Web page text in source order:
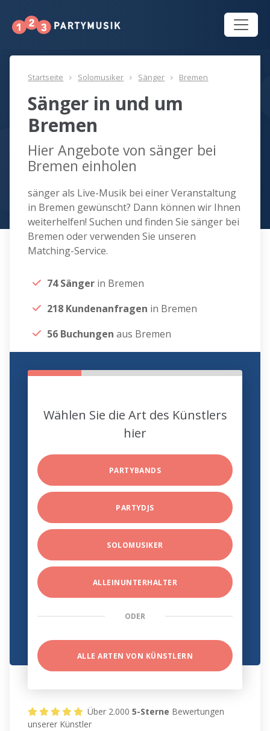
Startseite Solomusiker Sänger Bremen
Sänger in und um
Bremen
Hier Angebote von sänger bei
Bremen einholen
sänger als Live-Musik bei einer Veranstaltung
in Bremen gewünscht? Dann können wir Ihnen
weiterhelfen! Suchen und finden Sie sänger bei
Bremen oder verwenden Sie unseren
Matching-Service.
74 Sänger in Bremen
218 Kundenanfragen in Bremen
56 Buchungen aus Bremen
Wählen Sie die Art des Künstlers
hier
PARTYBANDS
PARTYDJS
SOLOMUSIKER
ALLEINUNTERHALTER
ODER
ALLE ARTEN VON KÜNSTLERN
Über 2.0005-Sterne Bewertungen
unserer Künstler